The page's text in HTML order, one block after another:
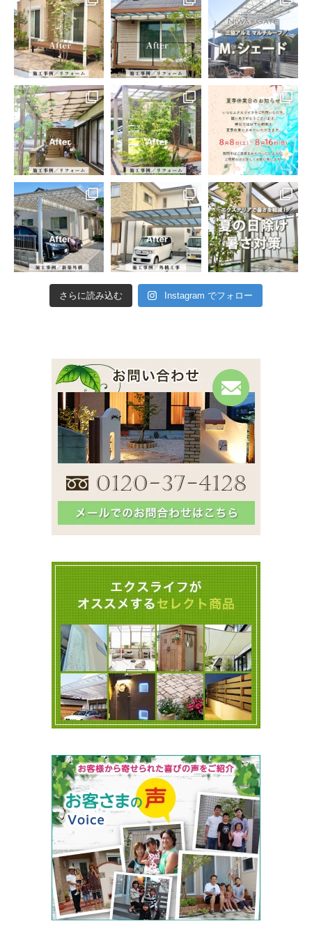
さらに読み込む Instagram でフォロー